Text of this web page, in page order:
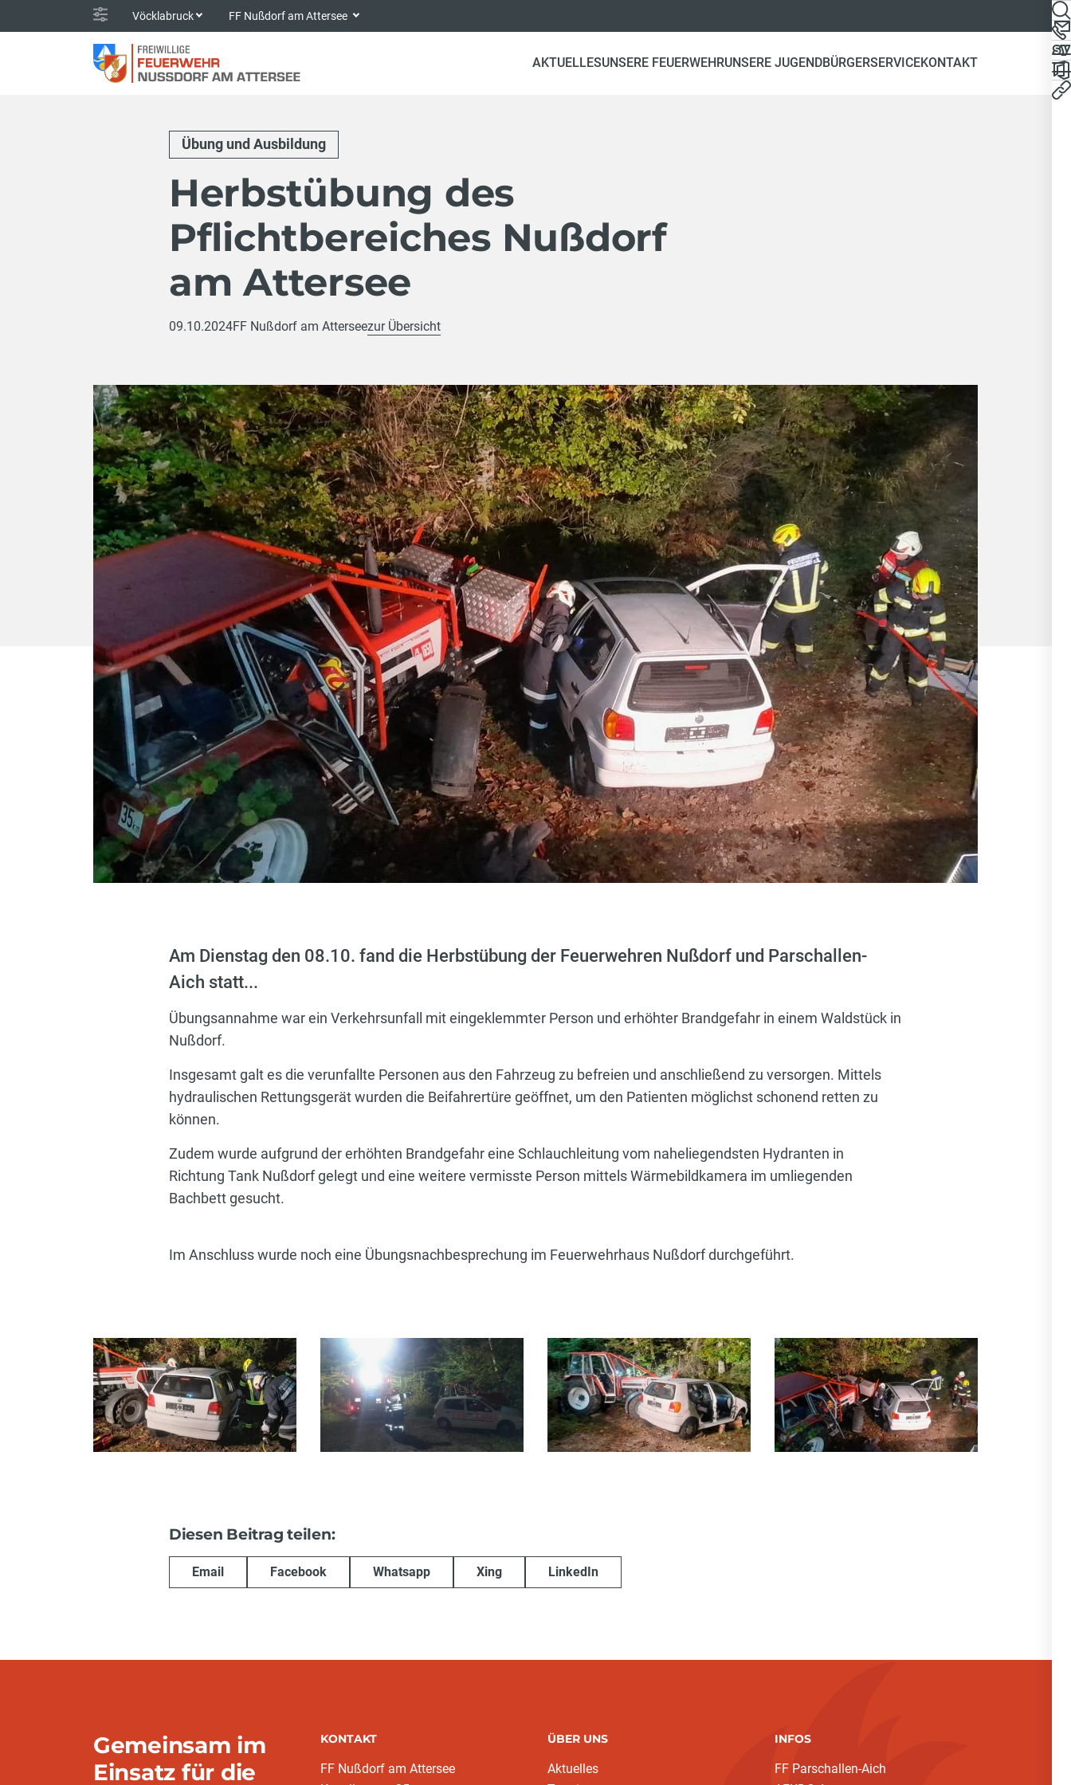
Vöcklabruck FF Nußdorf am Attersee
AKTUELLESUNSERE FEUERWEHRUNSERE JUGENDBÜRGERSERVICEKONTAKT
Übung und Ausbildung
Herbstübung des
Pflichtbereiches Nußdorf
am Attersee
09.10.2024FF Nußdorf am Atterseezur Übersicht
Am Dienstag den 08.10. fand die Herbstübung der Feuerwehren Nußdorf und Parschallen-
Aich statt...
Übungsannahme war ein Verkehrsunfall mit eingeklemmter Person und erhöhter Brandgefahr in einem Waldstück in
Nußdorf.
Insgesamt galt es die verunfallte Personen aus den Fahrzeug zu befreien und anschließend zu versorgen. Mittels
hydraulischen Rettungsgerät wurden die Beifahrertüre geöffnet, um den Patienten möglichst schonend retten zu
können.
Zudem wurde aufgrund der erhöhten Brandgefahr eine Schlauchleitung vom naheliegendsten Hydranten in
Richtung Tank Nußdorf gelegt und eine weitere vermisste Person mittels Wärmebildkamera im umliegenden
Bachbett gesucht.
Im Anschluss wurde noch eine Übungsnachbesprechung im Feuerwehrhaus Nußdorf durchgeführt.
Diesen Beitrag teilen:
Email Facebook Whatsapp Xing LinkedIn
Gemeinsam im
Einsatz für die
KONTAKT
FF Nußdorf am Attersee
ÜBER UNS
Aktuelles
INFOS
FF Parschallen-Aich